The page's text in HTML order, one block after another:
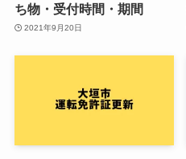
ち物・受付時間・期間
2021年9月20日